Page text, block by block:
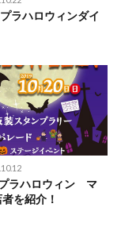
ラハロウィンダイ
ラハロウィン マ
を紹介！